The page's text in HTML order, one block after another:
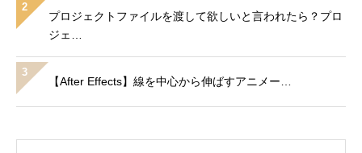
2
プロジェクトファイルを渡して欲しいと言われたら？プロ
ジェ…
3
【After Effects】線を中心から伸ばすアニメー…